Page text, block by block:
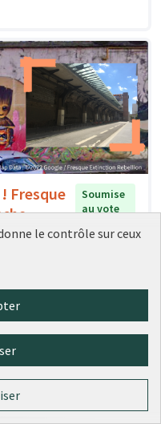
Fresque
Soumise
au vote
0 1
le contrôle sur ceux